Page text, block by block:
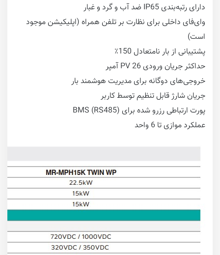
دارای رتبه‌بندی IP65 ضد آب و گرد و غبار
وای‌فای داخلی برای نظارت بر تلفن همراه (اپلیکیشن موجود
است)
پشتیبانی از بار نامتعادل 150٪
حداکثر جریان ورودی PV 26 آمپر
خروجی‌های دوگانه برای مدیریت هوشمند بار
جریان شارژ قابل تنظیم توسط کاربر
پورت ارتباطی رزرو شده برای BMS (RS485)
عملکرد موازی تا 6 واحد